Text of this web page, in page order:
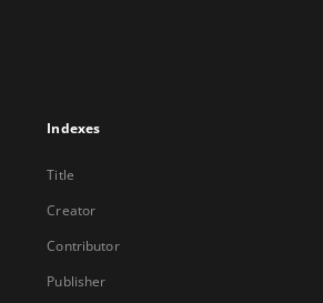
Indexes
Title
Creator
Contributor
Publisher